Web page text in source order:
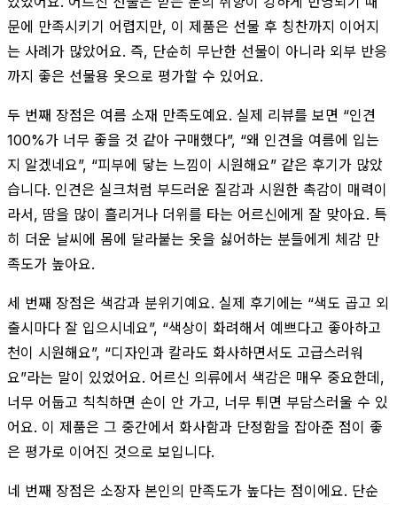
문에 만족시키기 어렵지만, 이 제품은 선물 후 칭찬까지 이어지
는 사례가 많았어요. 즉, 단순히 무난한 선물이 아니라 외부 반응
까지 좋은 선물용 옷으로 평가할 수 있어요.
두 번째 장점은 여름 소재 만족도예요. 실제 리뷰를 보면 “인견
100%가 너무 좋을 것 같아 구매했다”, “왜 인견을 여름에 입는
지 알겠네요”, “피부에 닿는 느낌이 시원해요” 같은 후기가 많았
습니다. 인견은 실크처럼 부드러운 질감과 시원한 촉감이 매력이
라서, 땀을 많이 흘리거나 더위를 타는 어르신에게 잘 맞아요. 특
히 더운 날씨에 몸에 달라붙는 옷을 싫어하는 분들에게 체감 만
족도가 높아요.
세 번째 장점은 색감과 분위기예요. 실제 후기에는 “색도 곱고 외
출시마다 잘 입으시네요”, “색상이 화려해서 예쁘다고 좋아하고
천이 시원해요”, “디자인과 칼라도 화사하면서도 고급스러워
요”라는 말이 있었어요. 어르신 의류에서 색감은 매우 중요한데,
너무 어둡고 칙칙하면 손이 안 가고, 너무 튀면 부담스러울 수 있
어요. 이 제품은 그 중간에서 화사함과 단정함을 잡아준 점이 좋
은 평가로 이어진 것으로 보입니다.
네 번째 장점은 소장자 본인의 만족도가 높다는 점이에요. 단순